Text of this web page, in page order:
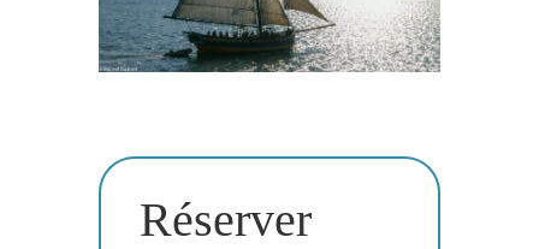
Réserver